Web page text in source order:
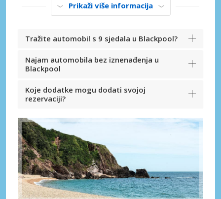
Prikaži više informacija
Tražite automobil s 9 sjedala u Blackpool?
Najam automobila bez iznenađenja u
Blackpool
Koje dodatke mogu dodati svojoj
rezervaciji?